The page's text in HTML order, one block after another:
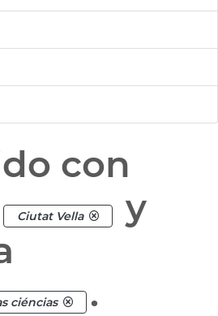
con
Ciutat Vella
y
ciéncias .